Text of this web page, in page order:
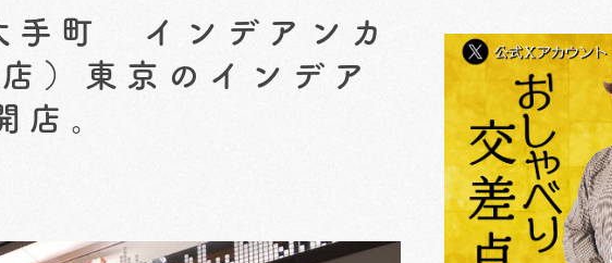
手町 インデアンカ
東京のインデア
店。